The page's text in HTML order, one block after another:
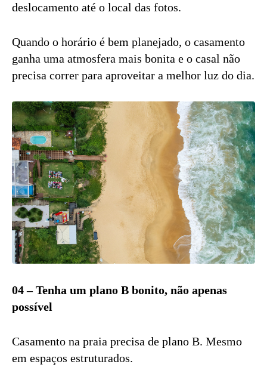
deslocamento até o local das fotos.
Quando o horário é bem planejado, o casamento
ganha uma atmosfera mais bonita e o casal não
precisa correr para aproveitar a melhor luz do dia.
04 – Tenha um plano B bonito, não apenas
possível
Casamento na praia precisa de plano B. Mesmo
em espaços estruturados.